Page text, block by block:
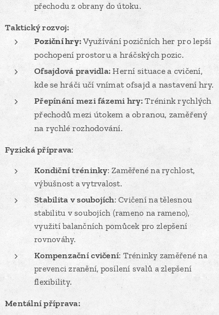
přechodu z obrany do útoku.
Taktický rozvoj:
Poziční hry:Využívání pozičních her pro lepší
pochopení prostoru a hráčských pozic.
Ofsajdová pravidla:Herní situace a cvičení,
kde se hráči učí vnímat ofsajd a nastavení hry.
Přepínání mezi fázemi hry:Trénink rychlých
přechodů mezi útokem a obranou, zaměřený
na rychlé rozhodování.
Fyzická příprava:
Kondiční tréninky: Zaměřené na rychlost,
výbušnost a vytrvalost.
Stabilita v soubojích: Cvičení na tělesnou
stabilitu v soubojích (rameno na rameno),
využití balančních pomůcek pro zlepšení
rovnováhy.
Kompenzační cvičení: Tréninky zaměřené na
prevenci zranění, posílení svalů a zlepšení
flexibility.
Mentální příprava: